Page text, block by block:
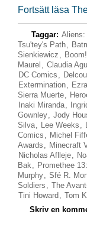
Fortsätt läsa
Taggar: Aliens:
Tsu'tey's Path,
Sienkiewicz ,
Maurel , Claudia
DC Comics ,
Extermination,
Sierra Muerte,
Inaki Miranda,
Gownley, Jody
Silva, Lee Weeks ,
Comics , Michel
Awards , Minecraft
Nicholas Aflleje,
Bak, Promethee
Murphy, Sfé R.
Soldiers , The
Tini Howard , Tom
Skriv en